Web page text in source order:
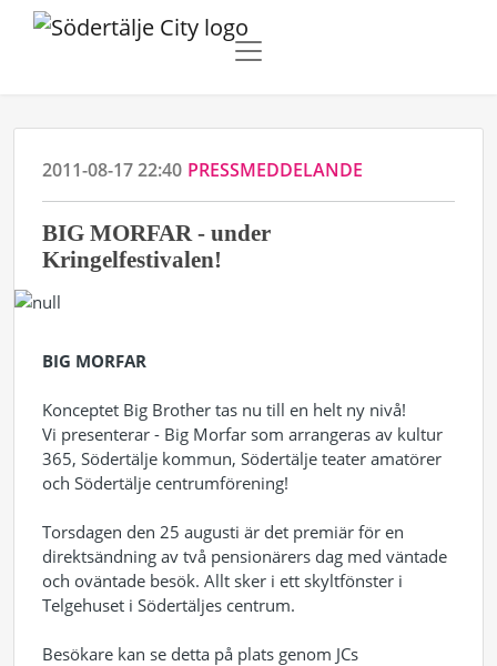
2011-08-17 22:40 PRESSMEDDELANDE
BIG MORFAR - under
Kringelfestivalen!
BIG MORFAR
Konceptet Big Brother tas nu till en helt ny nivå!
Vi presenterar - Big Morfar som arrangeras av kultur
365, Södertälje kommun, Södertälje teater amatörer
och Södertälje centrumförening!
Torsdagen den 25 augusti är det premiär för en
direktsändning av två pensionärers dag med väntade
och oväntade besök. Allt sker i ett skyltfönster i
Telgehuset i Södertäljes centrum.
Besökare kan se detta på plats genom JCs